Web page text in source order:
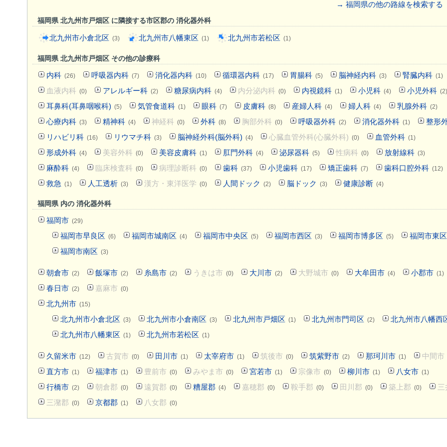
→ 福岡県の他の路線を検索する
福岡県 北九州市戸畑区 に隣接する市区郡の 消化器外科
北九州市小倉北区 (3) 北九州市八幡東区 (1) 北九州市若松区 (1)
福岡県 北九州市戸畑区 その他の診療科
内科 (26) 呼吸器内科 (7) 消化器内科 (10) 循環器内科 (17) 胃腸科 (5) 脳神経内科 (3) 腎臓内科 (1)
血液内科 (0) アレルギー科 (2) 糖尿病内科 (4) 内分泌内科 (0) 内視鏡科 (1) 小児科 (4) 小児外科 (2)
耳鼻科(耳鼻咽喉科) (5) 気管食道科 (1) 眼科 (7) 皮膚科 (8) 産婦人科 (4) 婦人科 (4) 乳腺外科 (2)
心療内科 (3) 精神科 (4) 神経科 (0) 外科 (8) 胸部外科 (0) 呼吸器外科 (2) 消化器外科 (1) 整形
リハビリ科 (16) リウマチ科 (3) 脳神経外科(脳外科) (4) 心臓血管外科(心臓外科) (0) 血管外科 (1)
形成外科 (4) 美容外科 (0) 美容皮膚科 (1) 肛門外科 (4) 泌尿器科 (5) 性病科 (0) 放射線科 (3)
麻酔科 (4) 臨床検査科 (0) 病理診断科 (0) 歯科 (37) 小児歯科 (17) 矯正歯科 (7) 歯科口腔外科 (12)
救急 (1) 人工透析 (3) 漢方・東洋医学 (0) 人間ドック (2) 脳ドック (3) 健康診断 (4)
福岡県 内の 消化器外科
福岡市 (29)
福岡市早良区 (6) 福岡市城南区 (4) 福岡市中央区 (5) 福岡市西区 (3) 福岡市博多区 (5) 福岡市東区
福岡市南区 (3)
朝倉市 (2) 飯塚市 (2) 糸島市 (2) うきは市 (0) 大川市 (2) 大野城市 (0) 大牟田市 (4) 小郡市 (1)
春日市 (2) 嘉麻市 (0)
北九州市 (15)
北九州市小倉北区 (3) 北九州市小倉南区 (3) 北九州市戸畑区 (1) 北九州市門司区 (2) 北九州市八幡西
北九州市八幡東区 (1) 北九州市若松区 (1)
久留米市 (12) 古賀市 (0) 田川市 (1) 太宰府市 (1) 筑後市 (0) 筑紫野市 (2) 那珂川市 (1) 中間市
直方市 (1) 福津市 (1) 豊前市 (0) みやま市 (0) 宮若市 (1) 宗像市 (0) 柳川市 (1) 八女市 (1)
行橋市 (2) 朝倉郡 (0) 遠賀郡 (0) 糟屋郡 (4) 嘉穂郡 (0) 鞍手郡 (0) 田川郡 (0) 築上郡 (0) 三
三潴郡 (0) 京都郡 (1) 八女郡 (0)